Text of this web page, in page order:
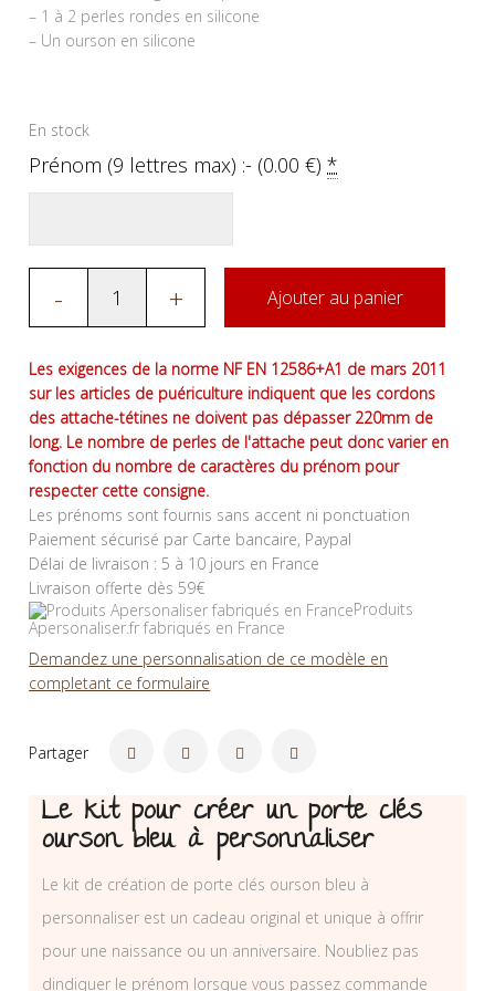
– 1 à 2 perles rondes en silicone
– Un ourson en silicone
En stock
Prénom (9 lettres max) :- (0.00€)*
- + Ajouter au panier
Les exigences de la norme NF EN 12586+A1 de mars 2011
sur les articles de puériculture indiquent que les cordons
des attache-tétines ne doivent pas dépasser 220mm de
long. Le nombre de perles de l'attache peut donc varier en
fonction du nombre de caractères du prénom pour
respecter cette consigne.
Les prénoms sont fournis sans accent ni ponctuation
Paiement sécurisé par Carte bancaire, Paypal
Délai de livraison : 5 à 10 jours en France
Livraison offerte dès 59€
Produits
Apersonaliser.fr fabriqués en France
Demandez une personnalisation de ce modèle en
completant ce formulaire
Partager
Le kit pour créer un porte clés
ourson bleu à personnaliser
Le kit de création de porte clés ourson bleu à
personnaliser est un cadeau original et unique à offrir
pour une naissance ou un anniversaire. Noubliez pas
dindiquer le prénom lorsque vous passez commande